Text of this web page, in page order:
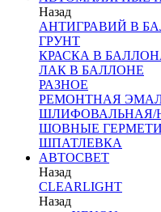
Назад
АНТИГРАВИЙ В
ГРУНТ
КРАСКА В
ЛАК В БАЛЛОНЕ
РАЗНОЕ
РЕМОНТНАЯ
ШЛИФОВАЛЬНАЯ/
ШОВНЫЕ
ШПАТЛЕВКА
АВТОСВЕТ
Назад
CLEARLIGHT
Назад